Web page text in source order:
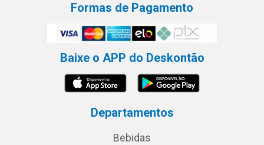
Formas de Pagamento
Baixe o APP do Deskontão
Departamentos
Bebidas